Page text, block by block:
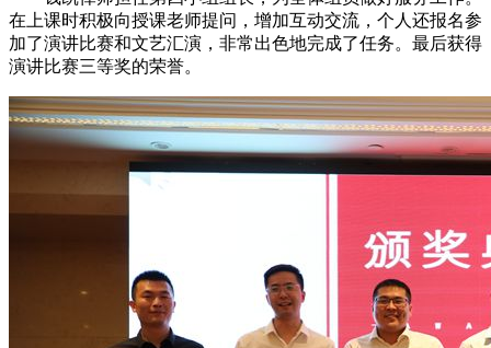
在上课时积极向授课老师提问，增加互动交流，个人还报名参
加了演讲比赛和文艺汇演，非常出色地完成了任务。最后获得
演讲比赛三等奖的荣誉。